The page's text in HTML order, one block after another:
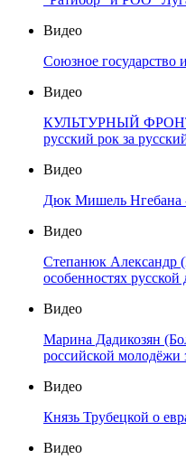
Видео
Союзное государство
Видео
КУЛЬТУРНЫЙ ФРОНТ.
русский рок за
Видео
Дюк Мишель Нгебана -
Видео
Степанюк Александр
особенностях
Видео
Марина Дадикозян
российской молодёжи
Видео
Князь Трубецкой о
Видео